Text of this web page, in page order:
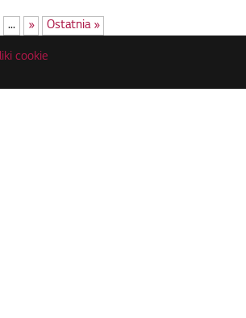
... » Ostatnia »
cookie